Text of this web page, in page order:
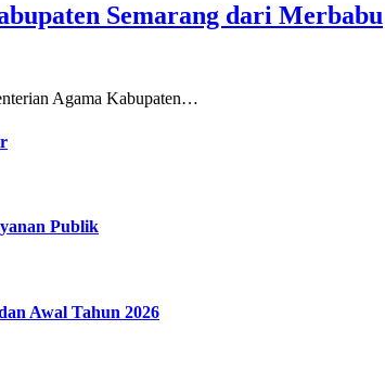
Semarang dari Merbabu
Agama Kabupaten…
Publik
Awal Tahun 2026